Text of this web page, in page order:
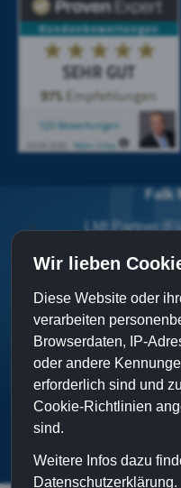
Falk
LMI Partner
Tel: +49
E-mail:
Falk
Wir lieben
Diese Website oder
verarbeiten
Browserdaten, IP-
oder andere
erforderlich sind und
Cookie-Richtlinien
sind.
Weitere Infos dazu
Datenschutzerklärung.